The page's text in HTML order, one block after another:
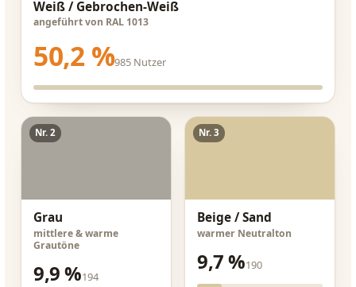
Weiß / Gebrochen-Weiß
angeführt von RAL 1013
50,2 %985 Nutzer
Nr. 2
Grau
mittlere & warme
Grautöne
9,9 %194
Nr. 3
Beige / Sand
warmer Neutralton
9,7 %190